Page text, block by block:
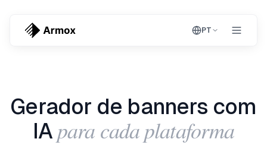
PT
Gerador de banners com
IA para cada plataforma